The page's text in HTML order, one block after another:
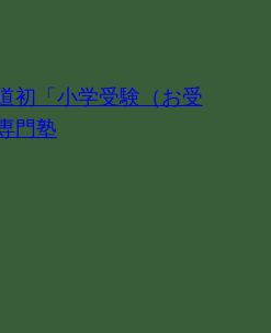
初「小学受験（お受
門塾